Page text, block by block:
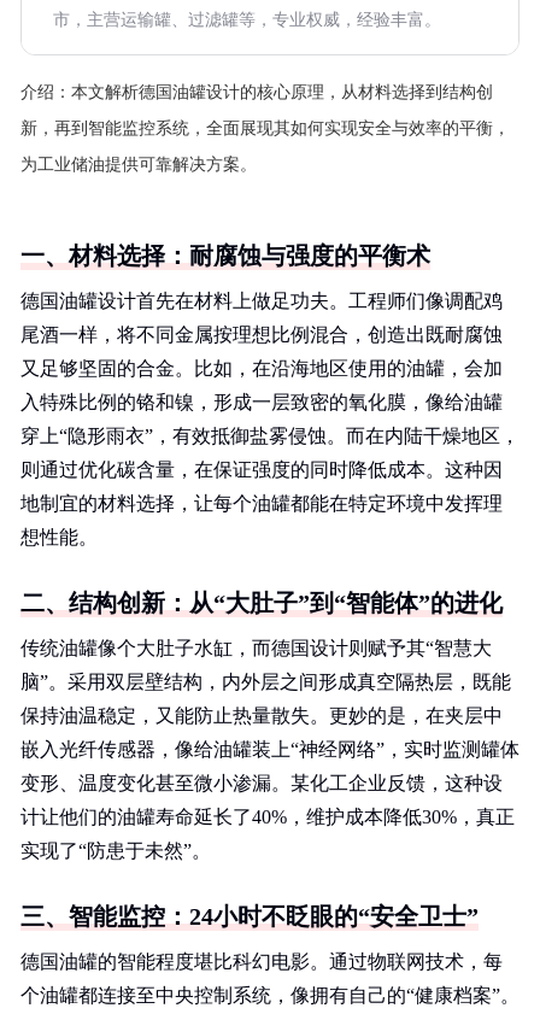
市，主营运输罐、过滤罐等，专业权威，经验丰富。
介绍： 本文解析德国油罐设计的核心原理，从材料选择到结构创
新，再到智能监控系统，全面展现其如何实现安全与效率的平衡，
为工业储油提供可靠解决方案。
一、材料选择：耐腐蚀与强度的平衡术
德国油罐设计首先在材料上做足功夫。工程师们像调配鸡
尾酒一样，将不同金属按理想比例混合，创造出既耐腐蚀
又足够坚固的合金。比如，在沿海地区使用的油罐，会加
入特殊比例的铬和镍，形成一层致密的氧化膜，像给油罐
穿上“隐形雨衣”，有效抵御盐雾侵蚀。而在内陆干燥地区，
则通过优化碳含量，在保证强度的同时降低成本。这种因
地制宜的材料选择，让每个油罐都能在特定环境中发挥理
想性能。
二、结构创新：从“大肚子”到“智能体”的进化
传统油罐像个大肚子水缸，而德国设计则赋予其“智慧大
脑”。采用双层壁结构，内外层之间形成真空隔热层，既能
保持油温稳定，又能防止热量散失。更妙的是，在夹层中
嵌入光纤传感器，像给油罐装上“神经网络”，实时监测罐体
变形、温度变化甚至微小渗漏。某化工企业反馈，这种设
计让他们的油罐寿命延长了40%，维护成本降低30%，真正
实现了“防患于未然”。
三、智能监控：24小时不眨眼的“安全卫士”
德国油罐的智能程度堪比科幻电影。通过物联网技术，每
个油罐都连接至中央控制系统，像拥有自己的“健康档案”。